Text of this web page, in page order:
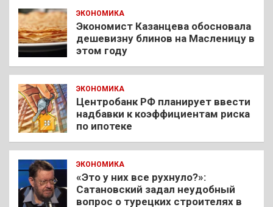
ЭКОНОМИКА
Экономист Казанцева обосновала
дешевизну блинов на Масленицу в
этом году
ЭКОНОМИКА
Центробанк РФ планирует ввести
надбавки к коэффициентам риска
по ипотеке
ЭКОНОМИКА
«Это у них все рухнуло?»:
Сатановский задал неудобный
вопрос о турецких строителях в